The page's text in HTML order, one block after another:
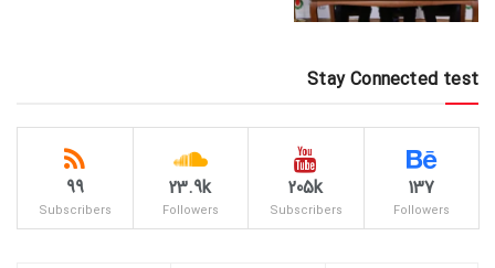
Stay Connected test
137
Followers
205k
Subscribers
23.9k
Followers
99
Subscribers